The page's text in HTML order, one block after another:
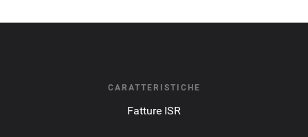
CARATTERISTICHE
Fatture ISR